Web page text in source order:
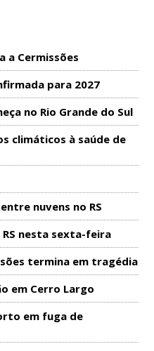
a Cermissões
para 2027
no Rio Grande do Sul
climáticos à saúde de
nuvens no RS
nesta sexta-feira
termina em tragédia
em Cerro Largo
em fuga de